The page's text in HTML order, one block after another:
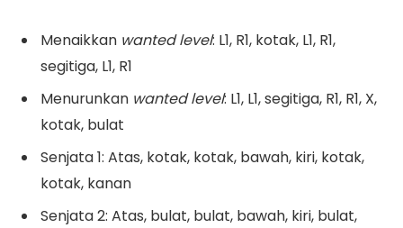
Menaikkan wanted level: L1, R1, kotak, L1, R1,
segitiga, L1, R1
Menurunkan wanted level: L1, L1, segitiga, R1, R1, X,
kotak, bulat
Senjata 1: Atas, kotak, kotak, bawah, kiri, kotak,
kotak, kanan
Senjata 2: Atas, bulat, bulat, bawah, kiri, bulat,